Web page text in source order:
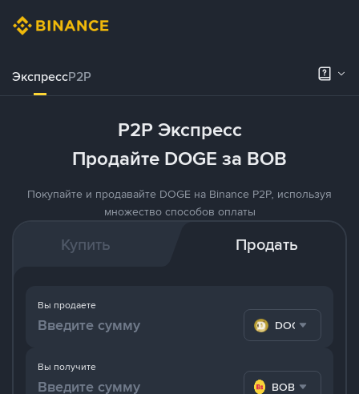
ЭкспрессP2P
P2P Экспресс
Продайте DOGE за BOB
Покупайте и продавайте DOGE на Binance P2P, используя
множество способов оплаты
Купить Продать
Вы получите
BOB
Вы продаете
DOGE